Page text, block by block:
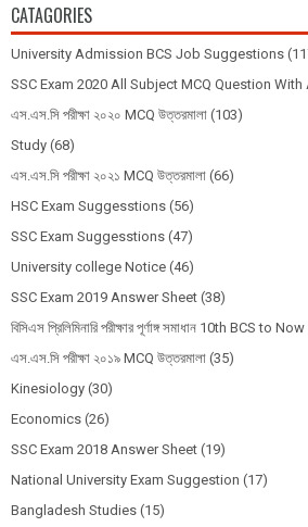
CATAGORIES
University Admission BCS Job Suggestions
SSC Exam 2020 All Subject MCQ Question
এস.এস.সি পরীক্ষা ২০২০ MCQ উত্তরমালা (103)
Study (68)
এস.এস.সি পরীক্ষা ২০২১ MCQ উত্তরমালা (66)
HSC Exam Suggesstions (56)
SSC Exam Suggesstions (47)
University college Notice (46)
SSC Exam 2019 Answer Sheet (38)
বিসিএস প্রিলিমিনারি পরীক্ষার পূর্ণাঙ্গ সমাধান 10th BCS to Now
এস.এস.সি পরীক্ষা ২০১৯ MCQ উত্তরমালা (35)
Kinesiology (30)
Economics (26)
SSC Exam 2018 Answer Sheet (19)
National University Exam Suggestion (17)
Bangladesh Studies (15)